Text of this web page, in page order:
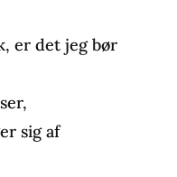
er det jeg bør
sig af